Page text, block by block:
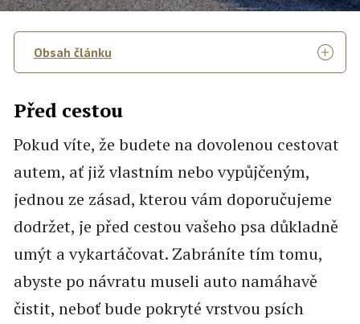
Obsah článku
Před cestou
Pokud víte, že budete na dovolenou cestovat
autem, ať již vlastním nebo vypůjčeným,
jednou ze zásad, kterou vám doporučujeme
dodržet, je před cestou vašeho psa důkladně
umýt a vykartáčovat. Zabráníte tím tomu,
abyste po návratu museli auto namáhavě
čistit, neboť bude pokryté vrstvou psích